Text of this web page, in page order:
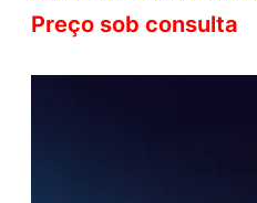
Preço sob consulta